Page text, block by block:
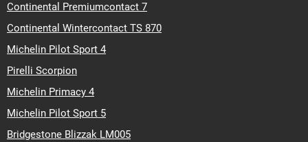
Continental Premiumcontact 7
Continental Wintercontact TS 870
Michelin Pilot Sport 4
Pirelli Scorpion
Michelin Primacy 4
Michelin Pilot Sport 5
Bridgestone Blizzak LM005